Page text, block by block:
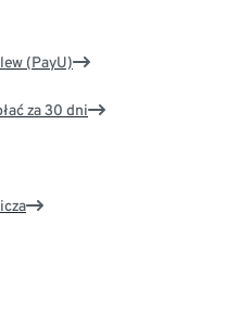
(PayU)
za 30 dni